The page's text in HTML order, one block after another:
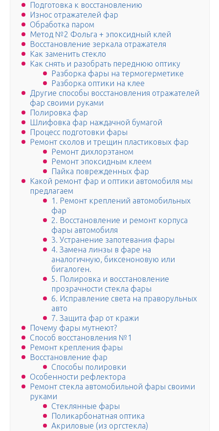
Подготовка к восстановлению
Износ отражателей фар
Обработка паром
Метод №2 Фольга + эпоксидный клей
Восстановление зеркала отражателя
Как заменить стекло
Как снять и разобрать переднюю оптику
Разборка фары на термогерметике
Разборка оптики на клее
Другие способы восстановления отражателей
фар своими руками
Полировка фар
Шлифовка фар наждачной бумагой
Процесс подготовки фары
Ремонт сколов и трещин пластиковых фар
Ремонт дихлорэтаном
Ремонт эпоксидным клеем
Пайка поврежденных фар
Какой ремонт фар и оптики автомобиля мы
предлагаем
1. Ремонт креплений автомобильных
фар
2. Восстановление и ремонт корпуса
фары автомобиля
3. Устранение запотевания фары
4. Замена линзы в фаре на
аналогичную, биксеноновую или
бигалоген.
5. Полировка и восстановление
прозрачности стекла фары
6. Исправление света на праворульных
авто
7. Защита фар от кражи
Почему фары мутнеют?
Способ восстановления №1
Ремонт крепления фары
Восстановление фар
Способы полировки
Особенности рефлектора
Ремонт стекла автомобильной фары своими
руками
Стеклянные фары
Поликарбонатная оптика
Акриловые (из оргстекла)